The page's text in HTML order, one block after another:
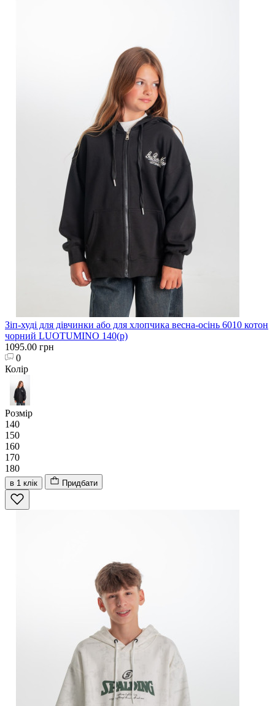
Зіп-худі для дівчинки або для хлопчика весна-осінь 6010 котон
чорний LUOTUMINO 140(р)
1095.00 грн
0
Колір
Розмір
140
150
160
170
180
в 1 клік Придбати